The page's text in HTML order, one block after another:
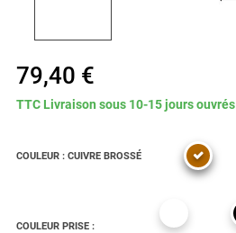
79,40 €
TTC Livraison sous 10-15 jours ouvrés
COULEUR : CUIVRE BROSSÉ
COULEUR PRISE :